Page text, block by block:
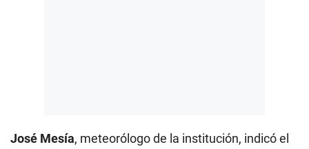
José Mesía, meteorólogo de la institución, indicó el